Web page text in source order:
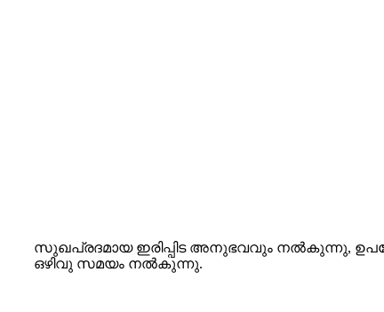
സുഖപ്രദമായ ഇരിപ്പിട അനുഭവവും നൽകുന്നു,
ഒഴിവു സമയം നൽകുന്നു.